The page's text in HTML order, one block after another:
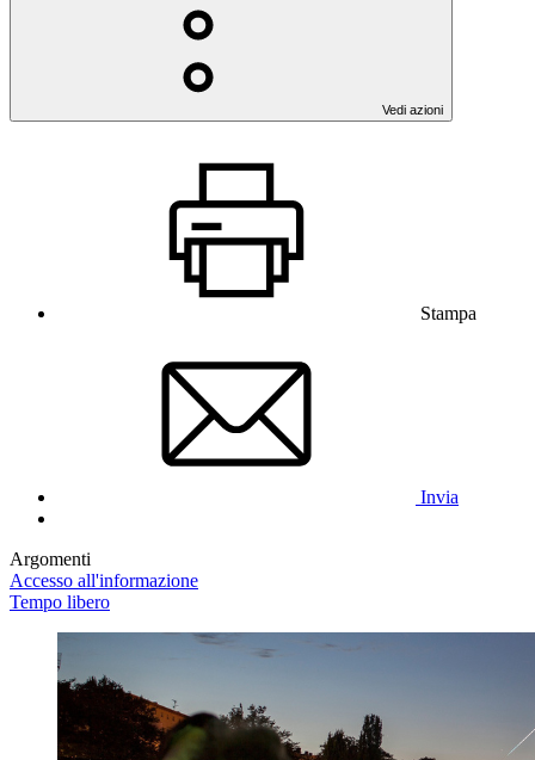
Vedi azioni
Stampa
Invia
Argomenti
Accesso all'informazione
Tempo libero